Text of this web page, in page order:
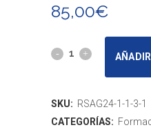
85,00€
CUOTA
RENOVACIÓN
DE
SKU: RSAG24-1-1-3-1
CATEGORÍAS: